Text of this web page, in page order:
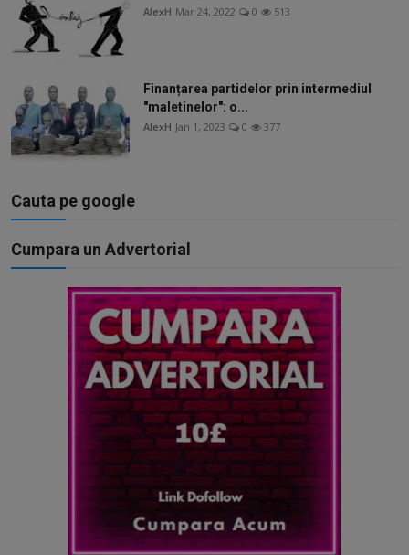
AlexH Mar 24, 2022 0 513
Finanțarea partidelor prin intermediul
"maletinelor": o...
AlexH Jan 1, 2023 0 377
Cauta pe google
Cumpara un Advertorial